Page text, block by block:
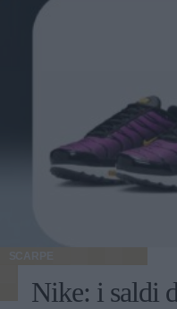
SCARPE
Nike: i saldi